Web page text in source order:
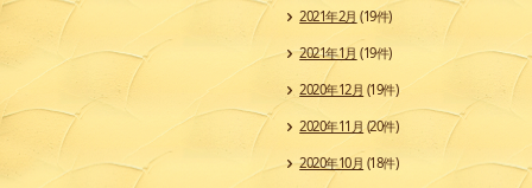
2021年2月 (19件)
2021年1月 (19件)
2020年12月 (19件)
2020年11月(20件)
2020年10月 (18件)